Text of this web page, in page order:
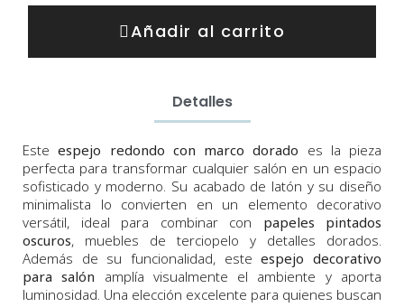
Añadir al carrito
Detalles
Esteespejo redondo con marco dorado es la pieza
perfecta para transformar cualquier salón en un espacio
sofisticado y moderno. Su acabado de latón y su diseño
minimalista lo convierten en un elemento decorativo
versátil, ideal para combinar con papeles pintados
oscuros, muebles de terciopelo y detalles dorados.
Además de su funcionalidad, esteespejo decorativo
para salón amplía visualmente el ambiente y aporta
luminosidad. Una elección excelente para quienes buscan